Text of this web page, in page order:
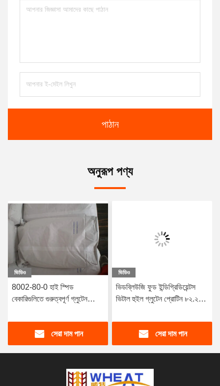
পাঠান
অনুরূপ পণ্য
ভিডিও
8002-80-0 হাই স্পিড
বেকারিগুলিতে গুরুত্বপূর্ণ গ্লুটেন
সেরা দাম পান
ভিডিও
ভিডব্লিউজি ফুড ইন্ডিগ্রিডিয়েন্টস
ভিটাল হুইল গ্লুটেন প্রোটিন ৮২.২%
সেরা দাম পান